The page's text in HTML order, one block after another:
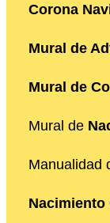
Corona
Mural de
Mural de
Mural de
Manualidad
Nacimiento